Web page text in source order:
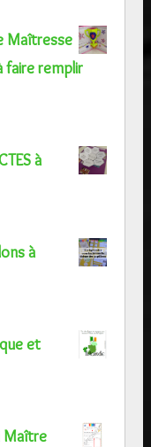
Maîtresse
faire remplir
à
à
et
Maître